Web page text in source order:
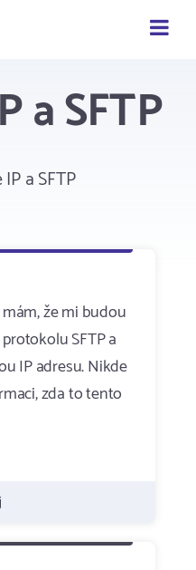
a SFTP
a SFTP
že mi budou
SFTP a
IP adresu. Nikde
zda to tento